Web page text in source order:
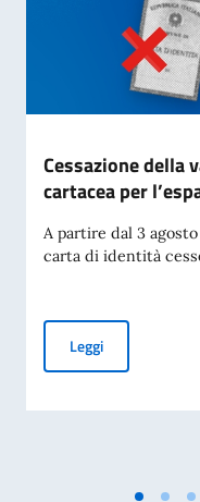
Cessazione della
cartacea per
A partire dal 3
carta di identità
LeggiCessazione